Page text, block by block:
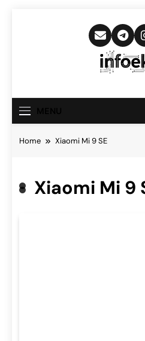
Home Xiaomi Mi 9 SE
Xiaomi Mi 9